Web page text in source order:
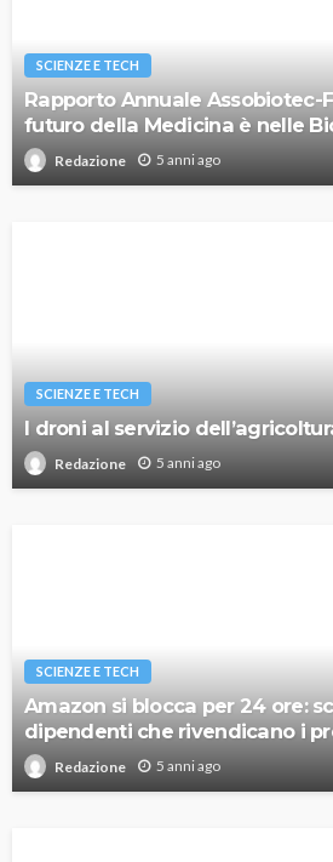
SCIENZE E TECH
Rapporto Annuale Assobiotec-
futuro della Medicina è nelle
Redazione 5 anni ago
SCIENZE E TECH
I droni al servizio
Redazione 5 anni ago
SCIENZE E TECH
Amazon si blocca per 24 ore:
dipendenti che rivendicano i
Redazione 5 anni ago